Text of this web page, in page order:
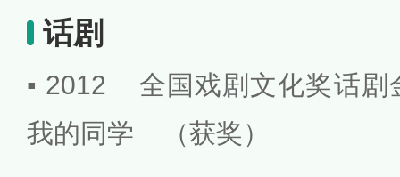
话剧
▪ 2012 全国戏剧文化奖话
我的同学 （获奖）